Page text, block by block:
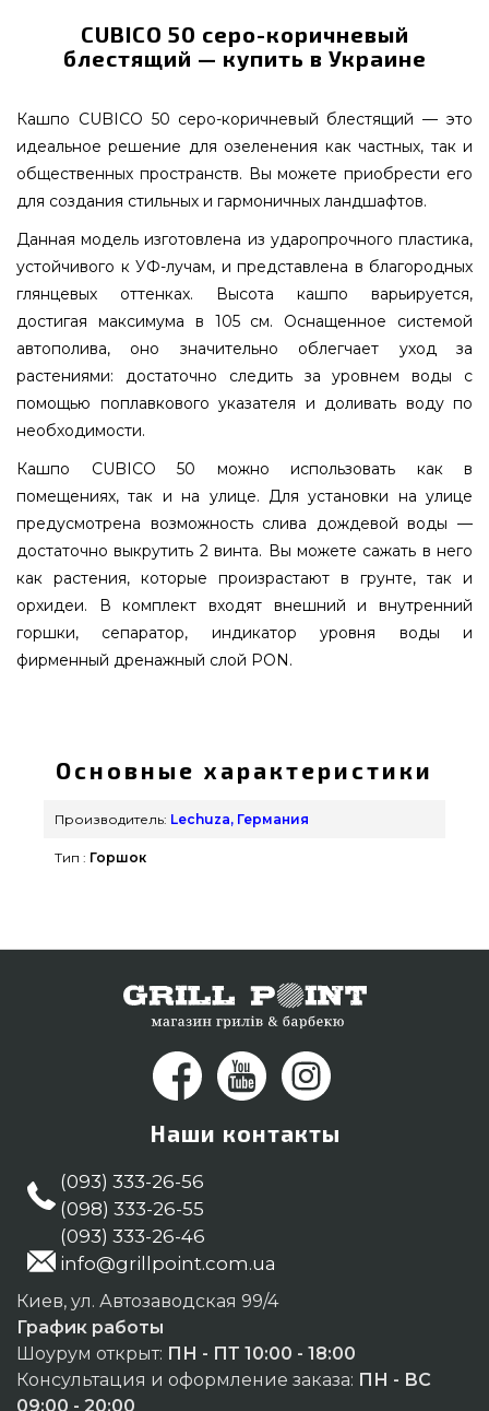
CUBICO 50 серо-коричневый
блестящий — купить в Украине
Кашпо CUBICO 50 серо-коричневый блестящий — это
идеальное решение для озеленения как частных, так и
общественных пространств. Вы можете приобрести его
для создания стильных и гармоничных ландшафтов.
Данная модель изготовлена из ударопрочного пластика,
устойчивого к УФ-лучам, и представлена в благородных
глянцевых оттенках. Высота кашпо варьируется,
достигая максимума в 105 см. Оснащенное системой
автополива, оно значительно облегчает уход за
растениями: достаточно следить за уровнем воды с
помощью поплавкового указателя и доливать воду по
необходимости.
Кашпо CUBICO 50 можно использовать как в
помещениях, так и на улице. Для установки на улице
предусмотрена возможность слива дождевой воды —
достаточно выкрутить 2 винта. Вы можете сажать в него
как растения, которые произрастают в грунте, так и
орхидеи. В комплект входят внешний и внутренний
горшки, сепаратор, индикатор уровня воды и
фирменный дренажный слой PON.
Германия по оправданной цене всего 19 849 грн.
в магазине грилей и аксессуаров
grillpoint.com.ua Смотрите и покупайте также
Гриль Поинт. Напишите прямо сейчас нашим
Кропивницкий, Бердянск, Хмельницкий
Основные характеристики
Производитель: Lechuza, Германия
Тип : Горшок
Наши контакты
(093) 333-26-56
(098) 333-26-55
(093) 333-26-46
info@grillpoint.com.ua
Киев, ул. Автозаводская 99/4
График работы
Шоурум открыт: ПН - ПТ 10:00 - 18:00
Консультация и оформление заказа: ПН - ВС
09:00 - 20:00